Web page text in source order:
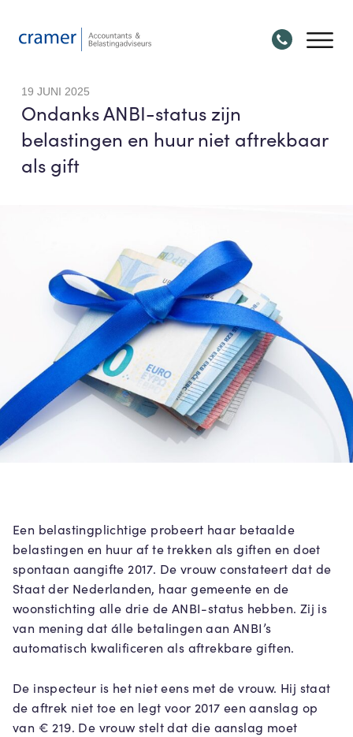
19 JUNI 2025
Ondanks ANBI-status zijn
belastingen en huur niet aftrekbaar
als gift
Een belastingplichtige probeert haar betaalde
belastingen en huur af te trekken als giften en doet
spontaan aangifte 2017. De vrouw constateert dat de
Staat der Nederlanden, haar gemeente en de
woonstichting alle drie de ANBI-status hebben. Zij is
van mening dat álle betalingen aan ANBI’s
automatisch kwalificeren als aftrekbare giften.
De inspecteur is het niet eens met de vrouw. Hij staat
de aftrek niet toe en legt voor 2017 een aanslag op
van € 219. De vrouw stelt dat die aanslag moet